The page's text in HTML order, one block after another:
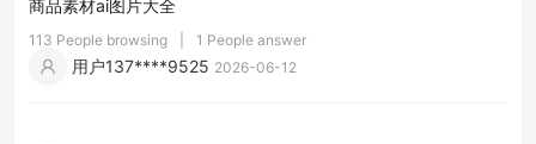
商品素材ai图片大全
113 People browsing 1 People answer
用户137****9525 2026-06-12